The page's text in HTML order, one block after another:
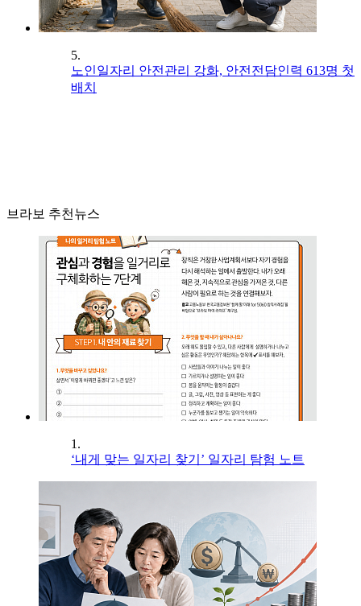
5.
노인일자리 안전관리 강화, 안전전담인력 613명 첫
배치
브라보 추천뉴스
1.
‘내게 맞는 일자리 찾기’ 일자리 탐험 노트